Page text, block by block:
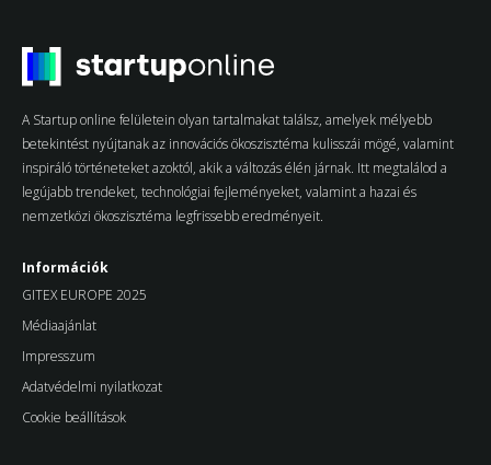
A Startup online felületein olyan tartalmakat találsz, amelyek mélyebb
betekintést nyújtanak az innovációs ökoszisztéma kulisszái mögé, valamint
inspiráló történeteket azoktól, akik a változás élén járnak. Itt megtalálod a
legújabb trendeket, technológiai fejleményeket, valamint a hazai és
nemzetközi ökoszisztéma legfrissebb eredményeit.
Információk
GITEX EUROPE 2025
Médiaajánlat
Impresszum
Adatvédelmi nyilatkozat
Cookie beállítások